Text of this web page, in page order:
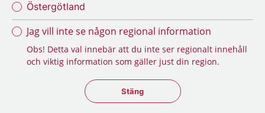
Östergötland
Jag vill inte se någon regional information
Obs! Detta val innebär att du inte ser regionalt innehåll
och viktig information som gäller just din region.
Stäng regionsväljaren
Stäng